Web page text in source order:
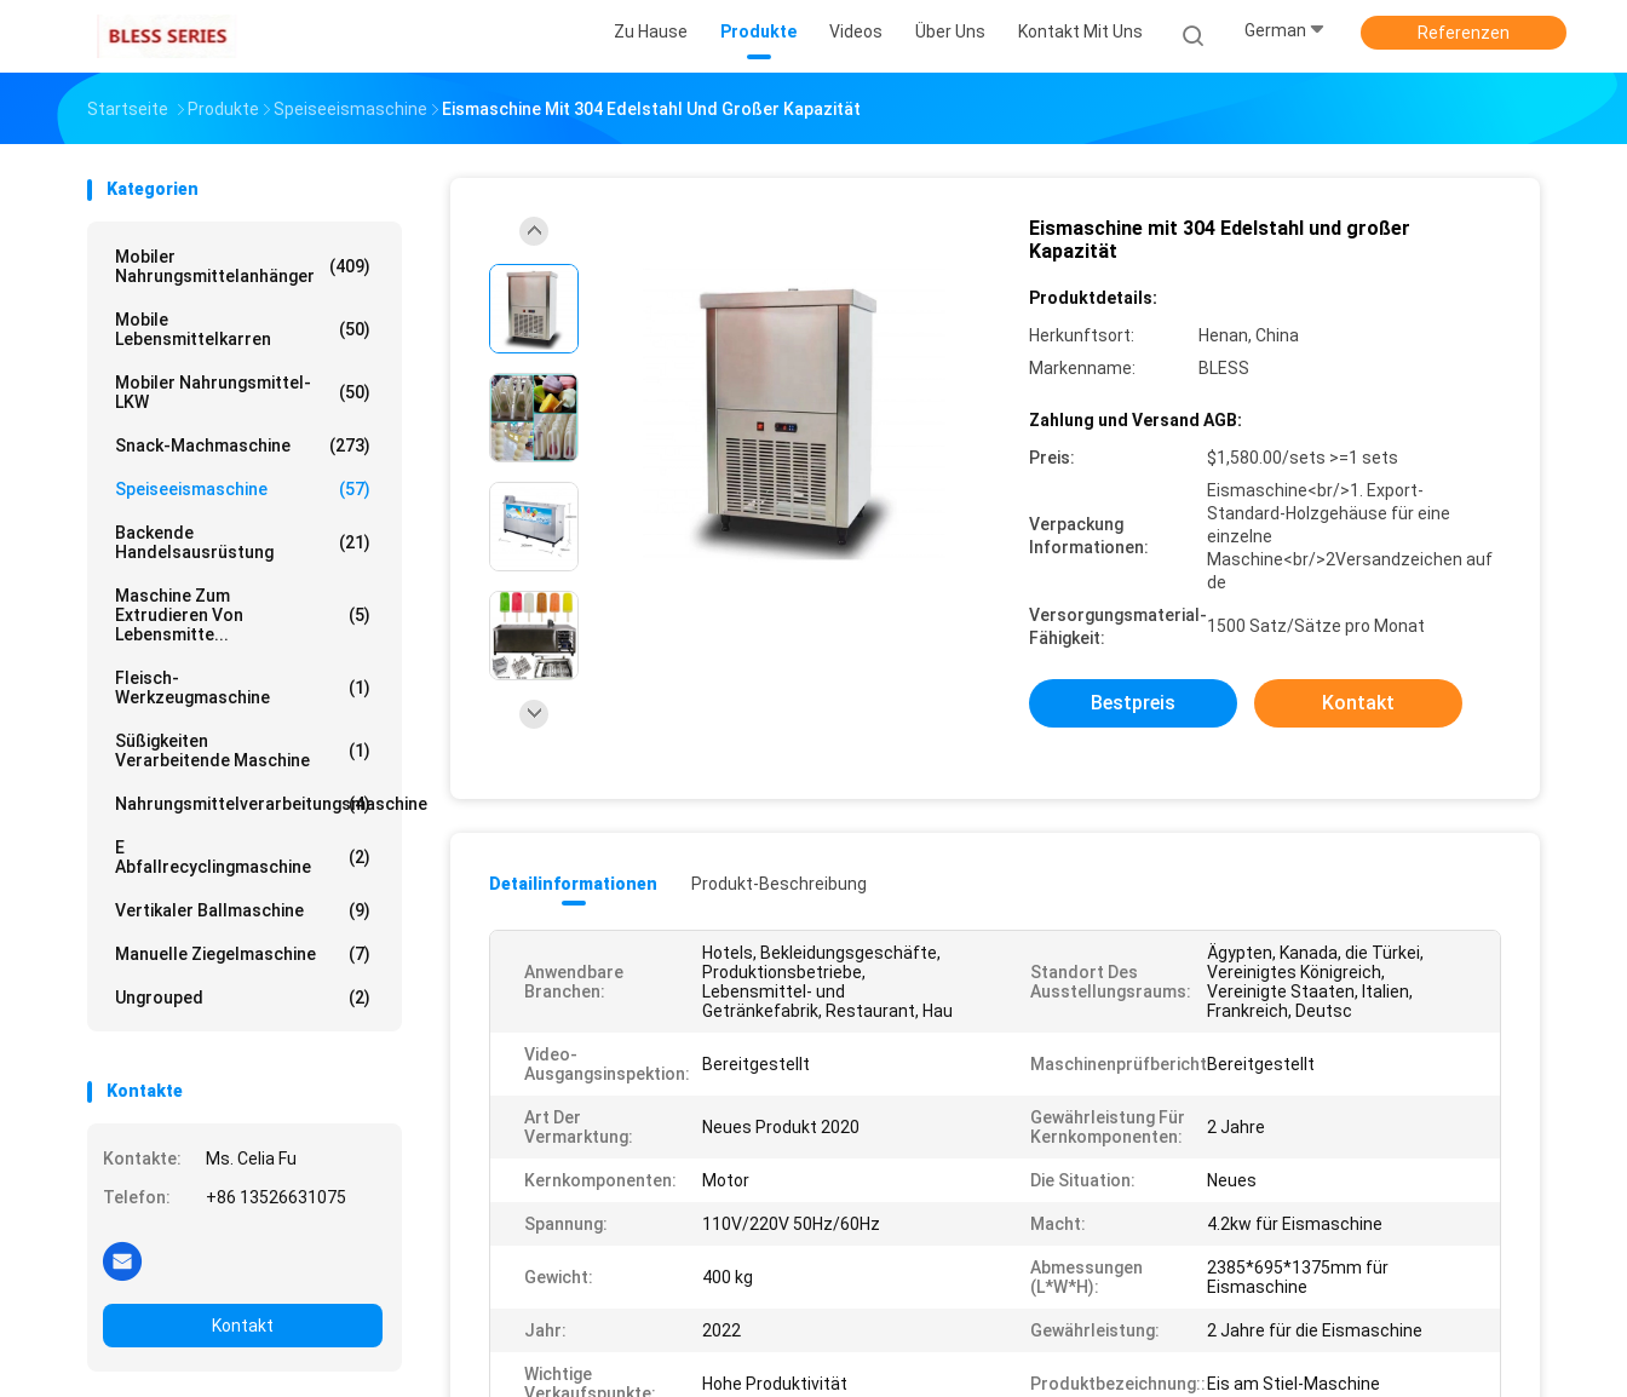
Zu Hause Produkte Videos Über Uns Kontakt Mit Uns German Referenzen
Startseite Produkte Speiseeismaschine Eismaschine Mit 304 Edelstahl Und Großer Kapazität
Kategorien
Mobiler
Nahrungsmittelanhänger
(409)
Mobile
Lebensmittelkarren
(50)
Mobiler Nahrungsmittel-
LKW
(50)
Snack-Machmaschine (273)
Speiseeismaschine (57)
Backende
Handelsausrüstung
(21)
Maschine Zum
Extrudieren Von
Lebensmitte...
(5)
Fleisch-
Werkzeugmaschine
(1)
Süßigkeiten
Verarbeitende Maschine
(1)
Nahrungsmittelverarbeitungsmaschine
(4)
E
Abfallrecyclingmaschine
(2)
Vertikaler Ballmaschine (9)
Manuelle Ziegelmaschine (7)
Ungrouped (2)
Kontakte
Kontakte:
Ms. Celia Fu
Telefon:
+86 13526631075
Kontakt
Eismaschine mit 304 Edelstahl und großer
Kapazität
Produktdetails:
Herkunftsort:
Henan, China
Markenname:
BLESS
Zahlung und Versand AGB:
Preis:
$1,580.00/sets >=1 sets
Verpackung
Informationen:
Eismaschine<br/>1. Export-
Standard-Holzgehäuse für eine
einzelne
Maschine<br/>2Versandzeichen auf
de
Versorgungsmaterial-
Fähigkeit:
1500 Satz/Sätze pro Monat
Bestpreis Kontakt
Detailinformationen Produkt-Beschreibung
Anwendbare
Branchen:
Hotels, Bekleidungsgeschäfte,
Produktionsbetriebe,
Lebensmittel- und
Getränkefabrik, Restaurant, Hau
Standort Des
Ausstellungsraums:
Ägypten, Kanada, die Türkei,
Vereinigtes Königreich,
Vereinigte Staaten, Italien,
Frankreich, Deutsc
Video-
Ausgangsinspektion:
Bereitgestellt Maschinenprüfbericht:Bereitgestellt
Art Der
Vermarktung:
Neues Produkt 2020
Gewährleistung Für
Kernkomponenten:
2 Jahre
Kernkomponenten: Motor Die Situation: Neues
Spannung: 110V/220V 50Hz/60Hz Macht: 4.2kw für Eismaschine
Gewicht: 400 kg
Abmessungen
(L*W*H):
2385*695*1375mm für
Eismaschine
Jahr: 2022 Gewährleistung: 2 Jahre für die Eismaschine
Wichtige
Hohe Produktivität Produktbezeichnung:: Eis am Stiel-Maschine